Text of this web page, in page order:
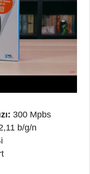
300 Mpbs
b/g/n